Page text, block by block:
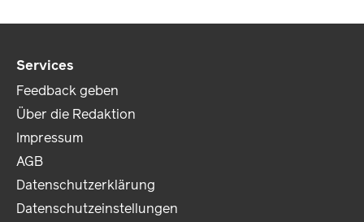
Services
Feedback geben
Über die Redaktion
Impressum
AGB
Datenschutzerklärung
Datenschutzeinstellungen